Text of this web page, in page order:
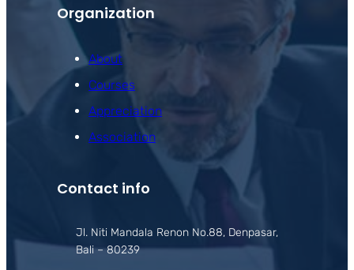
Organization
About
Courses
Appreciation
Association
Contact info
Jl. Niti Mandala Renon No.88, Denpasar,
Bali – 80239